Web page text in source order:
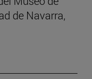
de Navarra,